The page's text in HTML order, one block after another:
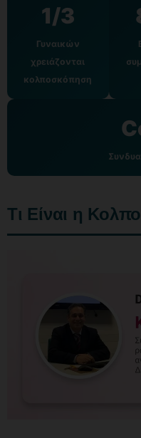
1/3
Γυναικών
χρειάζονται
κολποσκόπηση
Τι Είναι η